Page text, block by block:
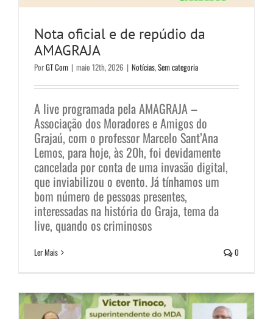
Nota oficial e de repúdio da
AMAGRAJA
PorGT Com | maio 12th, 2026 | Notícias,Sem categoria
A live programada pela AMAGRAJA –
Associação dos Moradores e Amigos do
Grajaú, com o professor Marcelo Sant’Ana
Lemos, para hoje, às 20h, foi devidamente
cancelada por conta de uma invasão digital,
que inviabilizou o evento. Já tínhamos um
bom número de pessoas presentes,
interessadas na história do Graja, tema da
live, quando os criminosos
Ler Mais 0